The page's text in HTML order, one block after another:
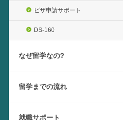
ビザ申請サポート
DS-160
なぜ留学なの?
留学までの流れ
就職サポート